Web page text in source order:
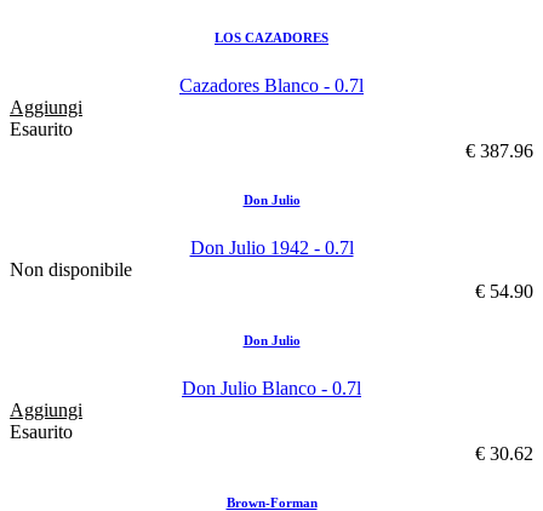
LOS CAZADORES
Cazadores Blanco - 0.7l
Aggiungi
Esaurito
€ 387.96
Don Julio
Don Julio 1942 - 0.7l
Non disponibile
€ 54.90
Don Julio
Don Julio Blanco - 0.7l
Aggiungi
Esaurito
€ 30.62
Brown-Forman